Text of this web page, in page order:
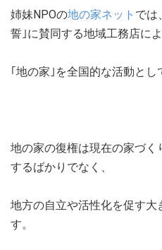
姉妹NPOの地の家ネット では
誓｣に賛同する地域工務店によ
｢地の家｣を全国的な活動とし
地の家の復権は現在の家づ
するばかりでなく、
地方の自立や活性化を促す大
す。